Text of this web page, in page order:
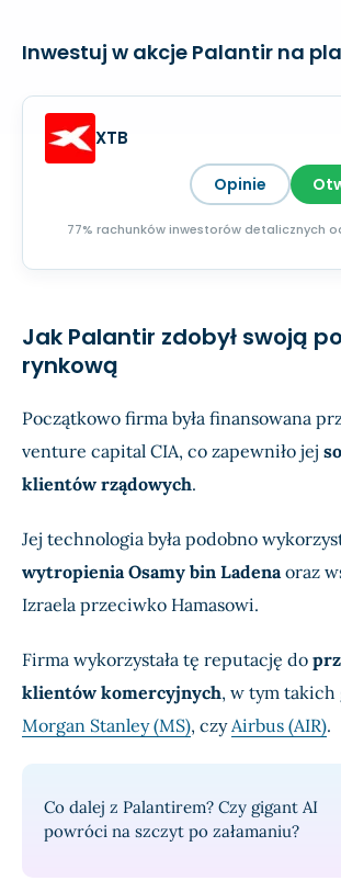
Inwestuj w akcje Palantir na
XTB
Opinie
77% rachunków inwestorów detalicznych
Jak Palantir zdobył swoją
rynkową
Początkowo firma była finansowana
venture capital CIA, co zapewniło jej
klientów rządowych.
Jej technologia była podobno
wytropienia Osamy bin Ladenaoraz
Izraela przeciwko Hamasowi.
Firma wykorzystała tę reputację do
klientów komercyjnych, w tym takich
Morgan Stanley (MS), czyAirbus (AIR).
Co dalej z Palantirem? Czy gigant AI
powróci na szczyt po załamaniu?